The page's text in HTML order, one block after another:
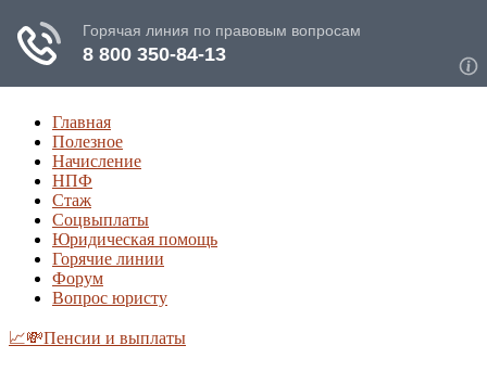
Главная
Полезное
Начисление
НПФ
Стаж
Соцвыплаты
Юридическая помощь
Горячие линии
Форум
Вопрос юристу
📈💸Пенсии и выплаты